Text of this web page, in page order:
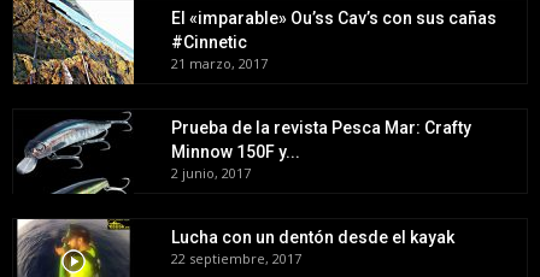
El «imparable» Ou’ss Cav’s con sus cañas
#Cinnetic
21 marzo, 2017
Prueba de la revista Pesca Mar: Crafty
Minnow 150F y...
2 junio, 2017
Lucha con un dentón desde el kayak
22 septiembre, 2017